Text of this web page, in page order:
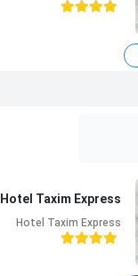
Hotel Taxim Express
Hotel Taxim Express